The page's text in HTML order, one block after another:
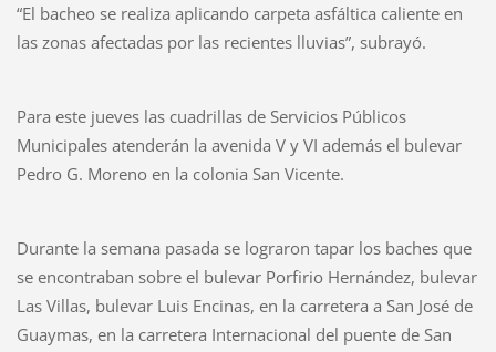
“El bacheo se realiza aplicando carpeta asfáltica caliente en
las zonas afectadas por las recientes lluvias”, subrayó.
Para este jueves las cuadrillas de Servicios Públicos
Municipales atenderán la avenida V y VI además el bulevar
Pedro G. Moreno en la colonia San Vicente.
Durante la semana pasada se lograron tapar los baches que
se encontraban sobre el bulevar Porfirio Hernández, bulevar
Las Villas, bulevar Luis Encinas, en la carretera a San José de
Guaymas, en la carretera Internacional del puente de San